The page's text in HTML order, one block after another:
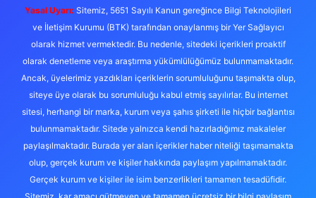
Yasal Uyarı: Sitemiz, 5651 Sayılı Kanun gereğince Bilgi Teknolojileri
ve İletişim Kurumu (BTK) tarafından onaylanmış bir Yer Sağlayıcı
olarak hizmet vermektedir. Bu nedenle, sitedeki içerikleri proaktif
olarak denetleme veya araştırma yükümlülüğümüz bulunmamaktadır.
Ancak, üyelerimiz yazdıkları içeriklerin sorumluluğunu taşımakta olup,
siteye üye olarak bu sorumluluğu kabul etmiş sayılırlar. Bu internet
sitesi, herhangi bir marka, kurum veya şahıs şirketi ile hiçbir bağlantısı
bulunmamaktadır. Sitede yalnızca kendi hazırladığımız makaleler
paylaşılmaktadır. Burada yer alan içerikler haber niteliği taşımamakta
olup, gerçek kurum ve kişiler hakkında paylaşım yapılmamaktadır.
Gerçek kurum ve kişiler ile isim benzerlikleri tamamen tesadüfidir.